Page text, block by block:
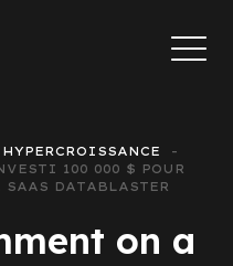
HYPERCROISSANCE
100 000 $ POUR
DATABLASTER
on a